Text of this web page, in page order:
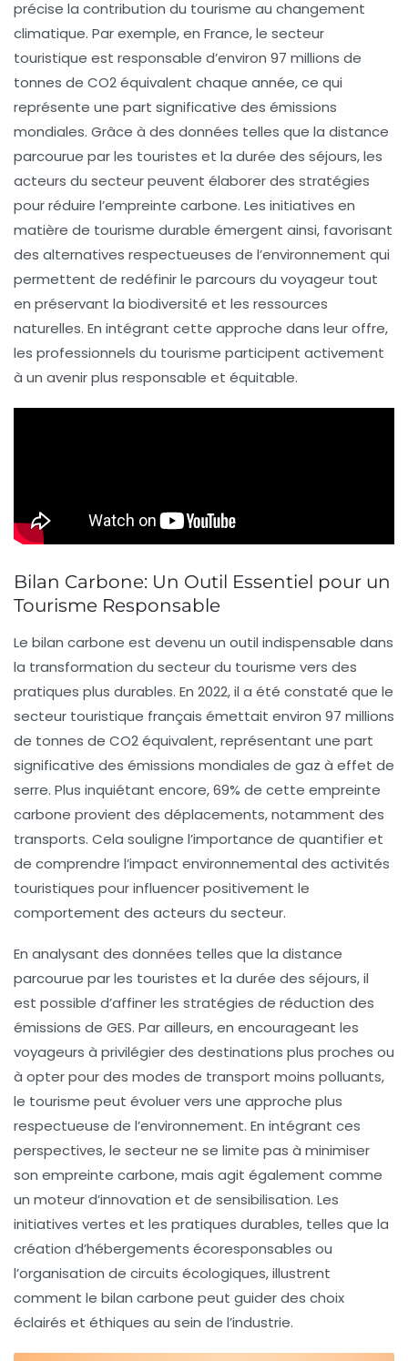
précise la contribution du tourisme au changement
climatique. Par exemple, en France, le secteur
touristique est responsable d’environ 97 millions de
tonnes de CO2 équivalent chaque année, ce qui
représente une part significative des émissions
mondiales. Grâce à des données telles que la distance
parcourue par les touristes et la durée des séjours, les
acteurs du secteur peuvent élaborer des stratégies
pour réduire l’empreinte carbone. Les initiatives en
matière de tourisme durable émergent ainsi, favorisant
des alternatives respectueuses de l’environnement qui
permettent de redéfinir le parcours du voyageur tout
en préservant la biodiversité et les ressources
naturelles. En intégrant cette approche dans leur offre,
les professionnels du tourisme participent activement
à un avenir plus responsable et équitable.
Bilan Carbone: Un Outil Essentiel pour un
Tourisme Responsable
Le bilan carbone est devenu un outil indispensable dans
la transformation du secteur du tourisme vers des
pratiques plus durables. En 2022, il a été constaté que le
secteur touristique français émettait environ 97 millions
de tonnes de CO2 équivalent, représentant une part
significative des émissions mondiales de gaz à effet de
serre. Plus inquiétant encore,69% de cette empreinte
carbone provient des déplacements, notamment des
transports. Cela souligne l’importance de quantifier et
de comprendre l’impact environnemental des activités
touristiques pour influencer positivement le
comportement des acteurs du secteur.
En analysant des données telles que la distance
parcourue par les touristes et la durée des séjours, il
est possible d’affiner les stratégies de réduction des
émissions de GES. Par ailleurs, en encourageant les
voyageurs à privilégier des destinations plus proches ou
à opter pour des modes de transport moins polluants,
le tourisme peut évoluer vers une approche plus
respectueuse de l’environnement. En intégrant ces
perspectives, le secteur ne se limite pas à minimiser
son empreinte carbone, mais agit également comme
un moteur d’innovation et de sensibilisation. Les
initiatives vertes et les pratiques durables, telles que la
création d’hébergements écoresponsables ou
l’organisation de circuits écologiques, illustrent
comment le bilan carbone peut guider des choix
éclairés et éthiques au sein de l’industrie.